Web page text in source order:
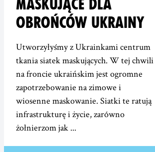
MASKUJĄCE DLA
OBROŃCÓW UKRAINY
Utworzyłyśmy z Ukrainkami centrum
tkania siatek maskujących. W tej chwili
na froncie ukraińskim jest ogromne
zapotrzebowanie na zimowe i
wiosenne maskowanie. Siatki te ratują
infrastrukturę i życie, zarówno
żołnierzom jak ...